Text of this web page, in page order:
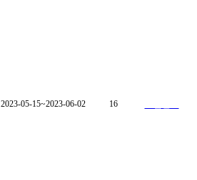
2023-05-15~2023-06-02 16